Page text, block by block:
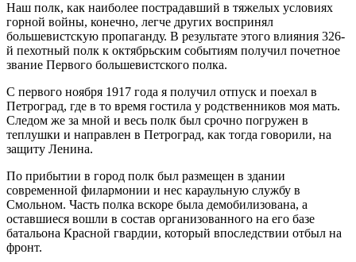
Наш полк, как наиболее пострадавший в тяжелых условиях
горной войны, конечно, легче других воспринял
большевистскую пропаганду. В результате этого влияния 326-
й пехотный полк к октябрьским событиям получил почетное
звание Первого большевистского полка.
С первого ноября 1917 года я получил отпуск и поехал в
Петроград, где в то время гостила у родственников моя мать.
Следом же за мной и весь полк был срочно погружен в
теплушки и направлен в Петроград, как тогда говорили, на
защиту Ленина.
По прибытии в город полк был размещен в здании
современной филармонии и нес караульную службу в
Смольном. Часть полка вскоре была демобилизована, а
оставшиеся вошли в состав организованного на его базе
батальона Красной гвардии, который впоследствии отбыл на
фронт.